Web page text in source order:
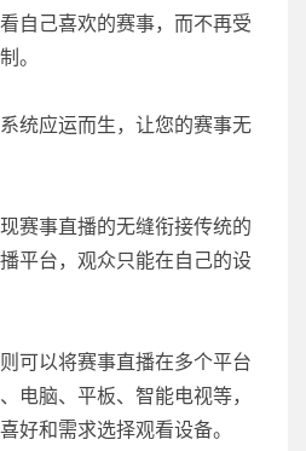
自己喜欢的赛事，而不再受
。
统应运而生，让您的赛事无
赛事直播的无缝衔接传统的
平台，观众只能在自己的设
可以将赛事直播在多个平台
电脑、平板、智能电视等，
好和需求选择观看设备。